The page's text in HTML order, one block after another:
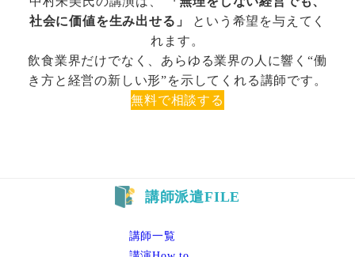
社会に価値を生み出せる」
という希望を与えてく
れます。
飲食業界だけでなく、あらゆる業界の人に響く“働
き方と経営の新しい形”を示してくれる講師です。
無料で相談する
講師一覧